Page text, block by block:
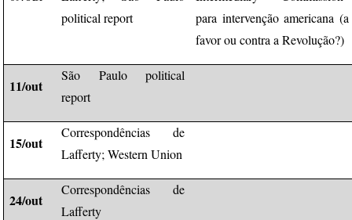
political report
para intervenção americana (a
favor ou contra a Revolução?)
11/out
São Paulo political
report
15/out
Correspondências de
Lafferty; Western Union
24/out
Correspondências de
Lafferty